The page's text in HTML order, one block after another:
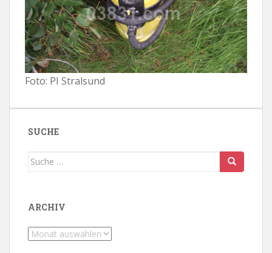
Foto: PI Stralsund
SUCHE
Suche
ARCHIV
Archiv